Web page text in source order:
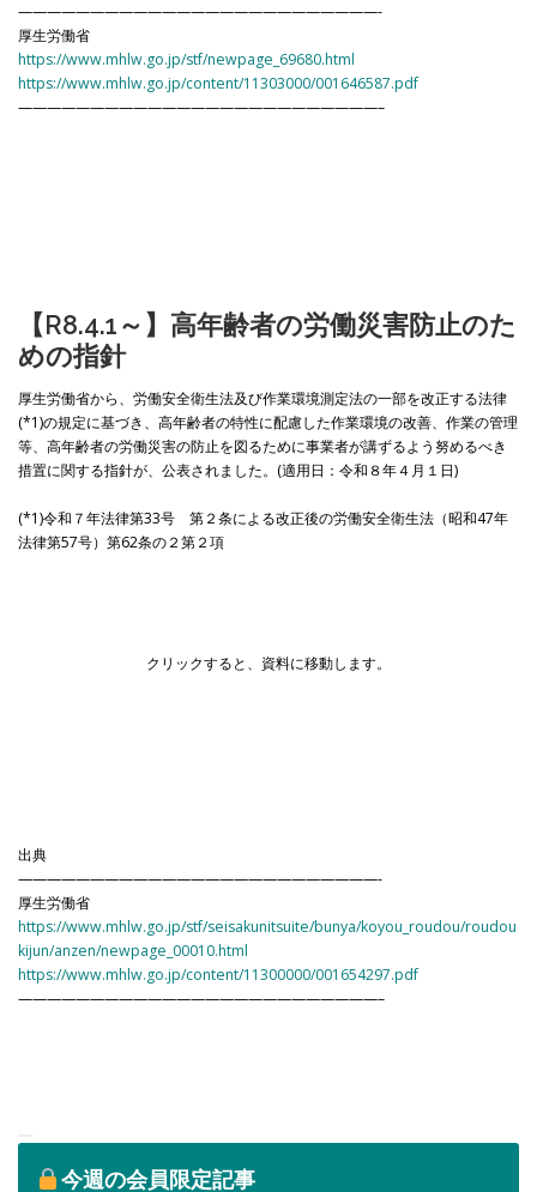
—————————————————————————-
厚生労働省
https://www.mhlw.go.jp/stf/newpage_69680.html
https://www.mhlw.go.jp/content/11303000/001646587.pdf
—————————————————————————–
【R8.4.1～】 高年齢者の労働災害防止のた
めの指針
厚生労働省から、労働安全衛生法及び作業環境測定法の一部を改正する法律
(*1)の規定に基づき、高年齢者の特性に配慮した作業環境の改善、作業の管理
等、高年齢者の労働災害の防止を図るために事業者が講ずるよう努めるべき
措置に関する指針が、公表されました。(適用日：令和８年４月１日)
(*1)令和７年法律第33号 第２条による改正後の労働安全衛生法（昭和47年
法律第57号）第62条の２第２項
クリックすると、資料に移動します。
出典
—————————————————————————-
厚生労働省
https://www.mhlw.go.jp/stf/seisakunitsuite/bunya/koyou_roudou/roudou
kijun/anzen/newpage_00010.html
https://www.mhlw.go.jp/content/11300000/001654297.pdf
—————————————————————————–
今週の会員限定記事